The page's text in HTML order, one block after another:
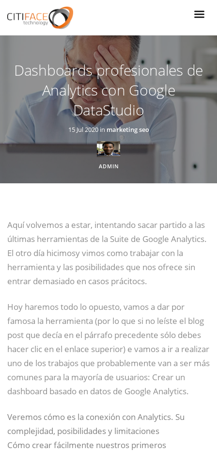
contenido
Dashboards profesionales de
Analytics con Google
DataStudio
15 Jul 2020 in marketing seo
ADMIN
Aquí volvemos a estar, intentando sacar partido a las
últimas herramientas de la Suite de Google Analytics.
El otro día hicimosy vimos como trabajar con la
herramienta y las posibilidades que nos ofrece sin
entrar demasiado en casos prácitocs.
Hoy haremos todo lo opuesto, vamos a dar por
famosa la herramienta (por lo que si no leíste el blog
post que decía en el párrafo precedente sólo debes
hacer clic en el enlace superior) e vamos a ir a realizar
uno de los trabajos que probablemente van a ser más
comunes para la mayoría de usuarios: Crear un
dashboard basado en datos de Google Analytics.
Veremos cómo es la conexión con Analytics. Su
complejidad, posibilidades y limitaciones
Cómo crear fácilmente nuestros primeros